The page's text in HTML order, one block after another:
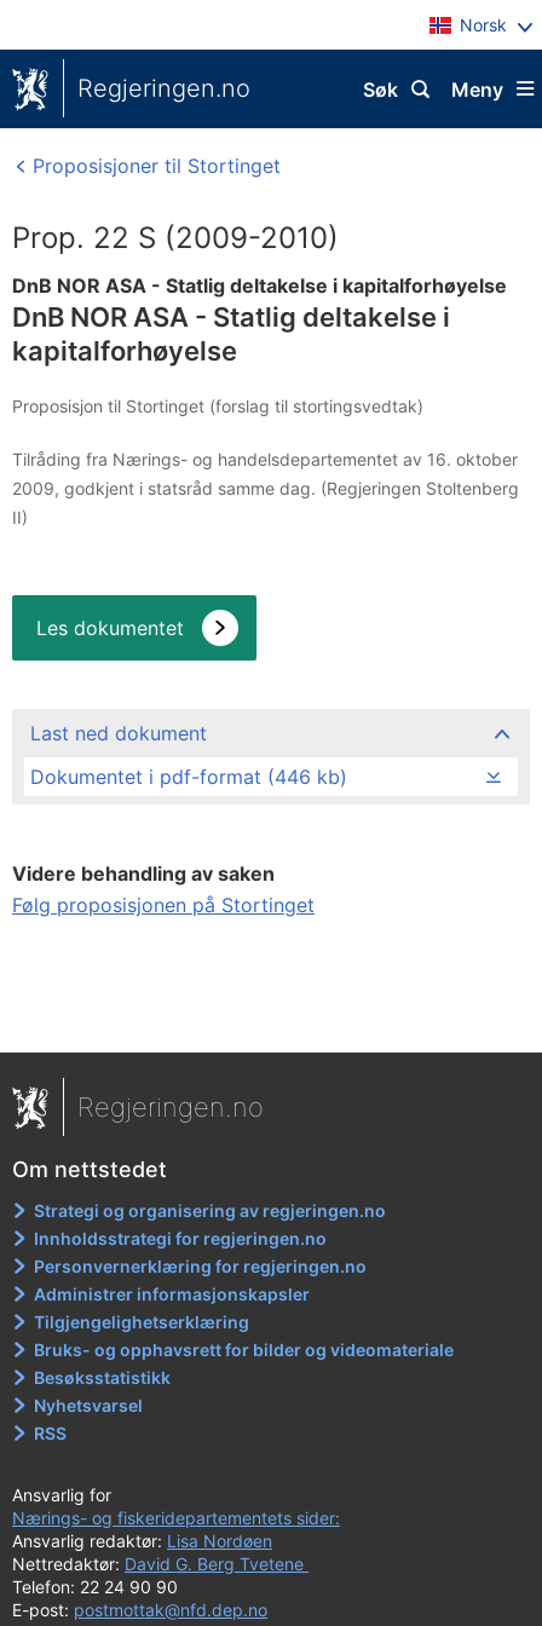
Norsk
Regjeringen.no Meny
Søk
Proposisjoner til Stortinget
Prop. 22 S (2009-2010)
DnB NOR ASA - Statlig deltakelse i kapitalforhøyelse
DnB NOR ASA - Statlig deltakelse i
kapitalforhøyelse
Proposisjon til Stortinget (forslag til stortingsvedtak)
Tilråding fra Nærings- og handelsdepartementet av 16. oktober
2009, godkjent i statsråd samme dag. (Regjeringen Stoltenberg
II)
Les dokumentet
Last ned dokument
Dokumentet i pdf-format (446 kb)
Videre behandling av saken
Følg proposisjonen på Stortinget
Regjeringen.no
Om nettstedet
Strategi og organisering av regjeringen.no
Innholdsstrategi for regjeringen.no
Personvernerklæring for regjeringen.no
Administrer informasjonskapsler
Tilgjengelighetserklæring
Bruks- og opphavsrett for bilder og videomateriale
Besøksstatistikk
Nyhetsvarsel
RSS
Ansvarlig for
Nærings- og fiskeridepartementets sider:
Ansvarlig redaktør: Lisa Nordøen
Nettredaktør: David G. Berg Tvetene
Telefon: 22 24 90 90
E-post: postmottak@nfd.dep.no